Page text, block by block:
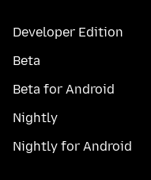
Developer Edition
Beta
Beta for Android
Nightly
Nightly for Android